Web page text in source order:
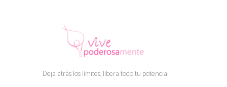
Deja atrás los límites, libera todo tu potencial